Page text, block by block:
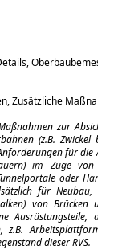
Zusätzliche
zur
(z.B. Zwickel
für die
im Zuge von
oder
für Neubau,
von Brücken
Ausrüstungsteile,
dieser RVS.